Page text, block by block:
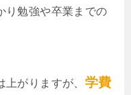
り勉強や卒業までの
がりますが、 学費